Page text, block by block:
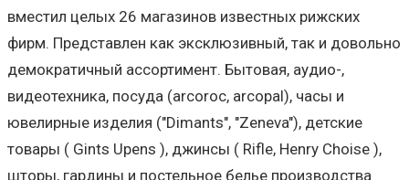
вместил целых 26 магазинов известных рижских
фирм. Представлен как эксклюзивный, так и довольно
демократичный ассортимент. Бытовая, аудио-,
видеотехника, посуда (arcoroc, arcopal), часы и
ювелирные изделия ("Dimants", "Zeneva"), детские
товары ( Gints Upens ), джинсы ( Rifle, Henry Choise ),
шторы, гардины и постельное белье производства